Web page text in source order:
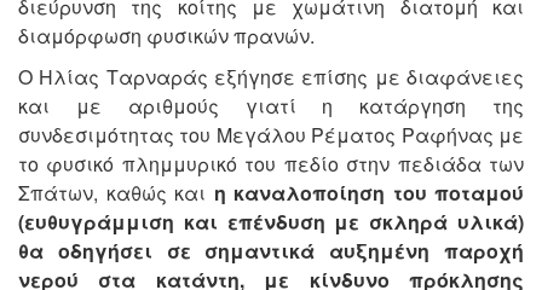
διεύρυνση της κοίτης με χωμάτινη διατομή και
διαμόρφωση φυσικών πρανών.
Ο Ηλίας Ταρναράς εξήγησε επίσης με διαφάνειες
και με αριθμούς γιατί η κατάργηση της
συνδεσιμότητας του Μεγάλου Ρέματος Ραφήνας με
το φυσικό πλημμυρικό του πεδίο στην πεδιάδα των
Σπάτων, καθώς και η καναλοποίηση του ποταμού
(ευθυγράμμιση και επένδυση με σκληρά υλικά)
θα οδηγήσει σε σημαντικά αυξημένη παροχή
νερού στα κατάντη, με κίνδυνο πρόκλησης